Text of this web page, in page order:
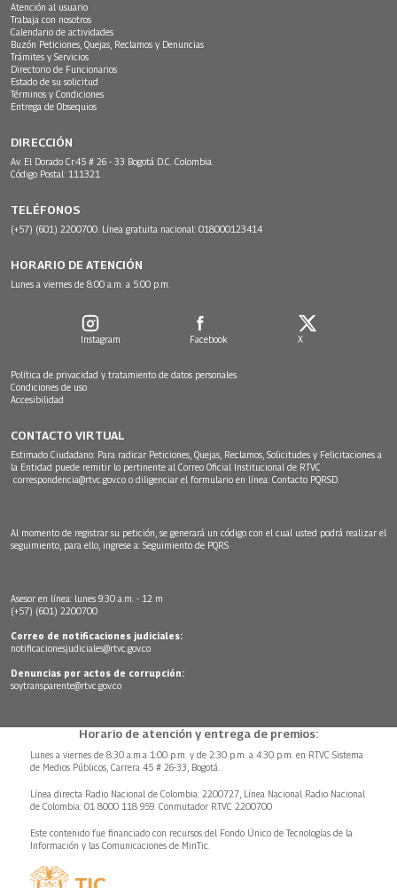
Atención al usuario
Trabaja con nosotros
Calendario de actividades
Buzón Peticiones, Quejas, Reclamos y Denuncias
Trámites y Servicios
Directorio de Funcionarios
Estado de su solicitud
Términos y Condiciones
Entrega de Obsequios
DIRECCIÓN
Av. El Dorado Cr.45 # 26 - 33 Bogotá D.C. Colombia.
Código Postal: 111321
TELÉFONOS
(+57) (601) 2200700. Línea gratuita nacional: 018000123414
HORARIO DE ATENCIÓN
Lunes a viernes de 8:00 a.m. a 5:00 p.m.
Instagram Facebook X
Política de privacidad y tratamiento de datos personales
Condiciones de uso
Accesibilidad
CONTACTO VIRTUAL
Estimado Ciudadano: Para radicar Peticiones, Quejas, Reclamos, Solicitudes y Felicitaciones a
la Entidad puede remitir lo pertinente al Correo Oficial Institucional de RTVC
correspondencia@rtvc.gov.co o diligenciar el formulario en línea: Contacto PQRSD.
Al momento de registrar su petición, se generará un código con el cual usted podrá realizar el
seguimiento, para ello, ingrese a: Seguimiento de PQRS
Asesor en línea: lunes 9:30 a.m. - 12 m
(+57) (601) 2200700
Correo de notificaciones judiciales:
notificacionesjudiciales@rtvc.gov.co
Denuncias por actos de corrupción:
soytransparente@rtvc.gov.co
Horario de atención y entrega de premios:
Lunes a viernes de 8:30 a.m.a 1:00 p.m. y de 2:30 p.m. a 4:30 p.m. en RTVC Sistema
de Medios Públicos, Carrera 45 # 26-33, Bogotá.
Línea directa Radio Nacional de Colombia: 2200727, Línea Nacional Radio Nacional
de Colombia: 01 8000 118 959. Conmutador RTVC 2200700
Este contenido fue financiado con recursos del Fondo Único de Tecnologías de la
Información y las Comunicaciones de MinTic.